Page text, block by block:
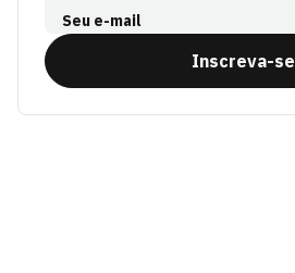
Seu e-mail
Inscreva-se